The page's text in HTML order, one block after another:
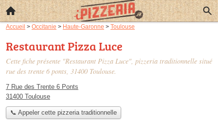
Accueil > Occitanie > Haute-Garonne > Toulouse
Restaurant Pizza Luce
Cette fiche présente "Restaurant Pizza Luce", pizzeria traditionnelle situé
rue des trente 6 ponts, 31400 Toulouse.
7 Rue des Trente 6 Ponts
31400 Toulouse
📞 Appeler cette pizzeria traditionnelle